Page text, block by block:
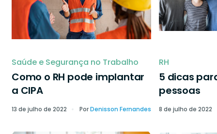
Saúde e Segurança no Trabalho
Como o RH pode implantar
a CIPA
13 de julho de 2022 PorDenisson Fernandes
RH
5 dicas
pessoas
8 de julho de 2022